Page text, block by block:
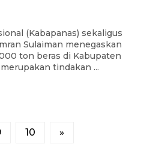
(Kabapanas) sekaligus
Sulaiman menegaskan
ton beras di Kabupaten
tindakan ...
10 »